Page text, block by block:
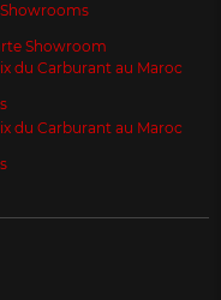
Showrooms
Showroom
du Carburant au Maroc
du Carburant au Maroc